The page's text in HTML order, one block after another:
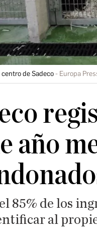
de Sadeco Europa
año
85% de los
al